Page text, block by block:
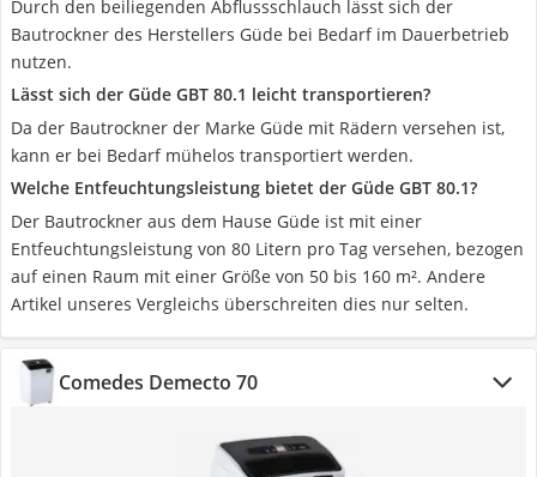
Durch den beiliegenden Abflussschlauch lässt sich der
Bautrockner des Herstellers Güde bei Bedarf im Dauerbetrieb
nutzen.
Lässt sich der Güde GBT 80.1 leicht transportieren?
Da der Bautrockner der Marke Güde mit Rädern versehen ist,
kann er bei Bedarf mühelos transportiert werden.
Welche Entfeuchtungsleistung bietet der Güde GBT 80.1?
Der Bautrockner aus dem Hause Güde ist mit einer
Entfeuchtungsleistung von 80 Litern pro Tag versehen, bezogen
auf einen Raum mit einer Größe von 50 bis 160 m². Andere
Artikel unseres Vergleichs überschreiten dies nur selten.
Comedes Demecto 70